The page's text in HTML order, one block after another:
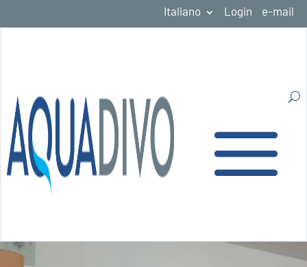
Italiano Login e-mail